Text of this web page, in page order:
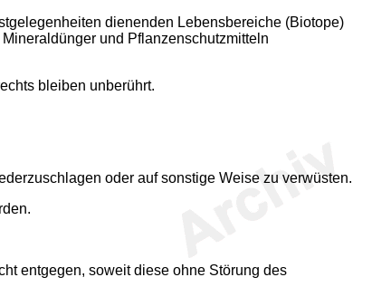
dienenden Lebensbereiche (Biotope)
und Pflanzenschutzmitteln
bleiben unberührt.
oder auf sonstige Weise zu verwüsten.
entgegen, soweit diese ohne Störung des